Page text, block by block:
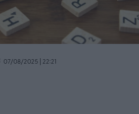
07/08/2025 | 22:21